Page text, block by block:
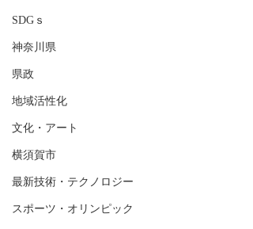
SDGｓ
神奈川県
県政
地域活性化
文化・アート
横須賀市
最新技術・テクノロジー
スポーツ・オリンピック